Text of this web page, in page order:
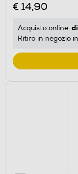
€ 14,90
Acquisto online:
Ritiro in negozio